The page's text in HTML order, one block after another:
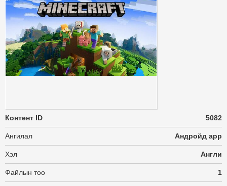
Контент ID 5082
Ангилал Андройд app
Хэл Англи
Файлын тоо 1